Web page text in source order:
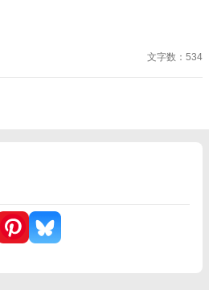
文字数：534